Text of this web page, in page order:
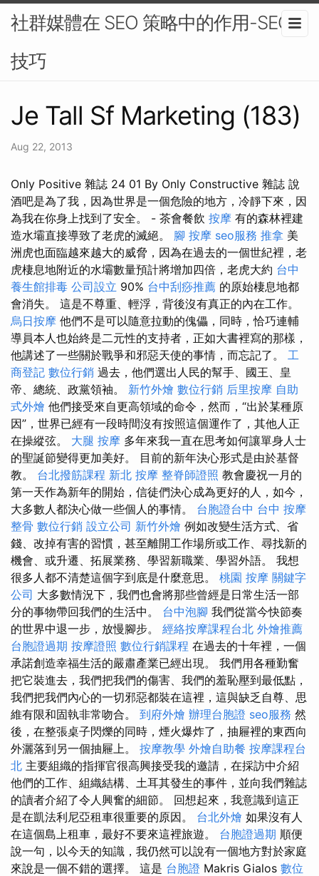
社群媒體在 SEO 策略中的作用-SEO
技巧
Je Tall Sf Marketing (183)
Aug 22, 2013
Only Positive 雜誌 24 01 By Only Constructive 雜誌 說
酒吧是為了我，因為世界是一個危險的地方，冷靜下來，因
為我在你身上找到了安全。 - 茶會餐飲 按摩 有的森林裡建
造水壩直接導致了老虎的滅絕。 腳 按摩 seo服務 推拿 美
洲虎也面臨越來越大的威脅，因為在過去的一個世紀裡，老
虎棲息地附近的水壩數量預計將增加四倍，老虎大約 台中
養生館排毒 公司設立 90% 台中刮痧推薦 的原始棲息地都
會消失。 這是不尊重、輕浮，背後沒有真正的內在工作。
烏日按摩 他們不是可以隨意拉動的傀儡，同時，恰巧連輔
導員本人也始終是二元性的支持者，正如大書裡寫的那樣，
他講述了一些關於戰爭和邪惡天使的事情，而忘記了。 工
商登記 數位行銷 過去，他們選出人民的幫手、國王、皇
帝、總統、政黨領袖。 新竹外燴 數位行銷 后里按摩 自助
式外燴 他們接受來自更高領域的命令，然而，“出於某種原
因”，世界已經有一段時間沒有按照這個運作了，其他人正
在操縱弦。 大腿 按摩 多年來我一直在思考如何讓單身人士
的聖誕節變得更加美好。 目前的新年決心形式是由於基督
教。 台北撥筋課程 新北 按摩 整脊師證照 教會慶祝一月的
第一天作為新年的開始，信徒們決心成為更好的人，如今，
大多數人都決心做一些個人的事情。 台胞證台中 台中 按摩
整骨 數位行銷 設立公司 新竹外燴 例如改變生活方式、省
錢、改掉有害的習慣，甚至離開工作場所或工作、尋找新的
機會、或升遷、拓展業務、學習新職業、學習外語。 我想
很多人都不清楚這個字到底是什麼意思。 桃園 按摩 關鍵字
公司 大多數情況下，我們也會將那些曾經是日常生活一部
分的事物帶回我們的生活中。 台中泡腳 我們從當今快節奏
的世界中退一步，放慢腳步。 經絡按摩課程台北 外燴推薦
台胞證過期 按摩證照 數位行銷課程 在過去的十年裡，一個
承諾創造幸福生活的嚴肅產業已經出現。 我們用各種勤奮
把它裝進去，我們把我們的傷害、我們的羞恥壓到最低點，
我們把我們內心的一切邪惡都裝在這裡，這與缺乏自尊、思
維有限和固執非常吻合。 到府外燴 辦理台胞證 seo服務 然
後，在整張桌子閃爍的同時，煙火爆炸了，抽屜裡的東西向
外灑落到另一個抽屜上。 按摩教學 外燴自助餐 按摩課程台
北 主要組織的指揮官很高興接受我的邀請，在採訪中介紹
他們的工作、組織結構、土耳其發生的事件，並向我們雜誌
的讀者介紹了令人興奮的細節。 回想起來，我意識到這正
是在凱法利尼亞租車很重要的原因。 台北外燴 如果沒有人
在這個島上租車，最好不要來這裡旅遊。 台胞證過期 順便
說一句，以今天的知識，我仍然可以說有一個地方對於家庭
來說是一個不錯的選擇。 這是 台胞證 Makris Gialos 數位